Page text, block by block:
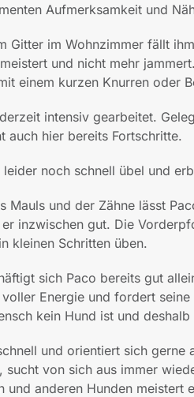
Aufmerksamkeit und
Gitter im Wohnzimmer fällt
und nicht mehr
einem kurzen Knurren oder
intensiv gearbeitet.
auch hier bereits Fortschritte.
noch schnell übel und
Mauls und der Zähne lässt
inzwischen gut. Die
kleinen Schritten üben.
sich Paco bereits gut
Energie und fordert
kein Hund ist und
und orientiert sich gerne
sucht von sich aus immer
und anderen Hunden meistert